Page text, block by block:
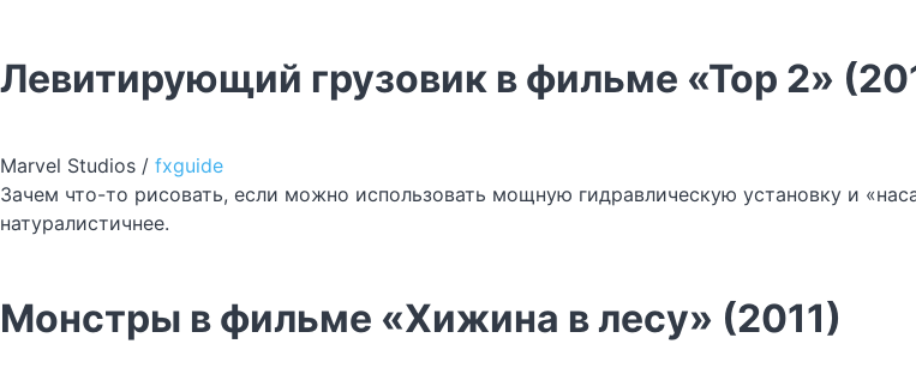
Левитирующий грузовик в фильме «Тор 2»
Marvel Studios / fxguide
Зачем что-то рисовать, если можно использовать мощную гидравлическую установку и
натуралистичнее.
Монстры в фильме «Хижина в лесу» (2011)